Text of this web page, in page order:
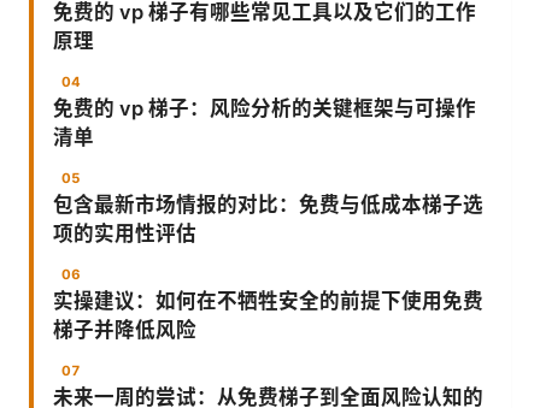
免费的 vp 梯子有哪些常见工具以及它们的工作
原理
免费的 vp 梯子：风险分析的关键框架与可操作
清单
包含最新市场情报的对比：免费与低成本梯子选
项的实用性评估
实操建议：如何在不牺牲安全的前提下使用免费
梯子并降低风险
未来一周的尝试：从免费梯子到全面风险认知的